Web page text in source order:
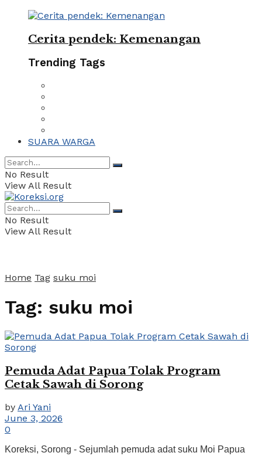
Cerita pendek: Kemenangan
Trending Tags
SUARA WARGA
No Result
View All Result
No Result
View All Result
Home Tag suku moi
Tag: suku moi
Pemuda Adat Papua Tolak Program
Cetak Sawah di Sorong
by Ari Yani
June 3, 2026
0
Koreksi, Sorong - Sejumlah pemuda adat suku Moi Papua